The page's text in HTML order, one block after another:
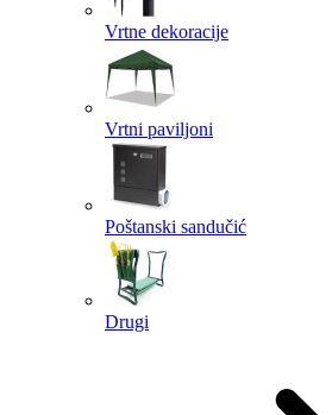
Vrtne dekoracije
Vrtni paviljoni
Poštanski sandučić
Drugi